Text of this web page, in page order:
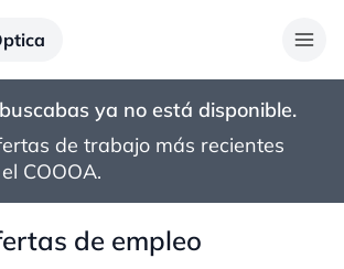
ya no está disponible.
de trabajo más recientes
COOOA.
de empleo